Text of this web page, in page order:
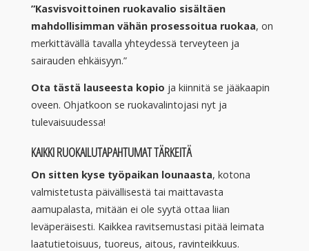
”Kasvisvoittoinen ruokavalio sisältäen
mahdollisimman vähän prosessoitua ruokaa, on
merkittävällä tavalla yhteydessä terveyteen ja
sairauden ehkäisyyn.”
Ota tästä lauseesta kopio ja kiinnitä se jääkaapin
oveen. Ohjatkoon se ruokavalintojasi nyt ja
tulevaisuudessa!
KAIKKI RUOKAILUTAPAHTUMAT TÄRKEITÄ
On sitten kyse työpaikan lounaasta, kotona
valmistetusta päivällisestä tai maittavasta
aamupalasta, mitään ei ole syytä ottaa liian
leväperäisesti. Kaikkea ravitsemustasi pitää leimata
laatutietoisuus, tuoreus, aitous, ravinteikkuus.